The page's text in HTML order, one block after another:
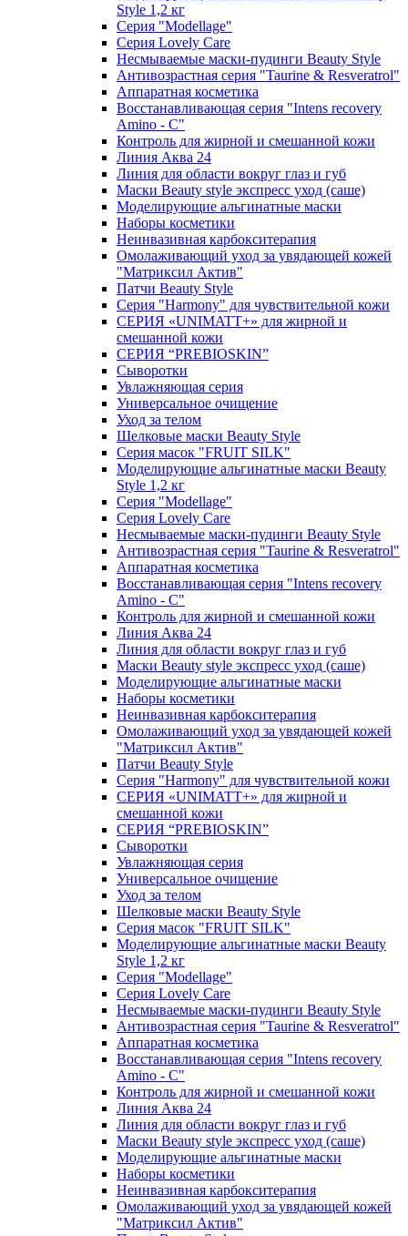
Style 1,2 кг
Серия "Modellage"
Cерия Lovely Care
Несмываемые маски-пудинги Beauty Style
Антивозрастная серия "Taurine & Resveratrol"
Аппаратная косметика
Восстанавливающая серия "Intens recovery
Amino - C"
Контроль для жирной и смешанной кожи
Линия Аква 24
Линия для области вокруг глаз и губ
Маски Beauty style экспресс уход (саше)
Моделирующие альгинатные маски
Наборы косметики
Неинвазивная карбокситерапия
Омолаживающий уход за увядающей кожей
"Матриксил Актив"
Патчи Beauty Style
Серия "Harmony" для чувствительной кожи
СЕРИЯ «UNIMATT+» для жирной и
смешанной кожи
СЕРИЯ “PREBIOSKIN”
Сыворотки
Увлажняющая серия
Универсальное очищение
Уход за телом
Шелковые маски Beauty Style
Серия масок "FRUIT SILK"
Моделирующие альгинатные маски Beauty
Style 1,2 кг
Серия "Modellage"
Cерия Lovely Care
Несмываемые маски-пудинги Beauty Style
Антивозрастная серия "Taurine & Resveratrol"
Аппаратная косметика
Восстанавливающая серия "Intens recovery
Amino - C"
Контроль для жирной и смешанной кожи
Линия Аква 24
Линия для области вокруг глаз и губ
Маски Beauty style экспресс уход (саше)
Моделирующие альгинатные маски
Наборы косметики
Неинвазивная карбокситерапия
Омолаживающий уход за увядающей кожей
"Матриксил Актив"
Патчи Beauty Style
Серия "Harmony" для чувствительной кожи
СЕРИЯ «UNIMATT+» для жирной и
смешанной кожи
СЕРИЯ “PREBIOSKIN”
Сыворотки
Увлажняющая серия
Универсальное очищение
Уход за телом
Шелковые маски Beauty Style
Серия масок "FRUIT SILK"
Моделирующие альгинатные маски Beauty
Style 1,2 кг
Серия "Modellage"
Cерия Lovely Care
Несмываемые маски-пудинги Beauty Style
Антивозрастная серия "Taurine & Resveratrol"
Аппаратная косметика
Восстанавливающая серия "Intens recovery
Amino - C"
Контроль для жирной и смешанной кожи
Линия Аква 24
Линия для области вокруг глаз и губ
Маски Beauty style экспресс уход (саше)
Моделирующие альгинатные маски
Наборы косметики
Неинвазивная карбокситерапия
Омолаживающий уход за увядающей кожей
"Матриксил Актив"